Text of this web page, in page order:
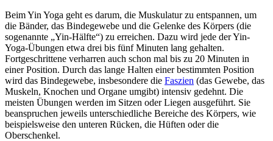
Beim Yin Yoga geht es darum, die Muskulatur zu entspannen, um
die Bänder, das Bindegewebe und die Gelenke des Körpers (die
sogenannte „Yin-Hälfte“) zu erreichen. Dazu wird jede der Yin-
Yoga-Übungen etwa drei bis fünf Minuten lang gehalten.
Fortgeschrittene verharren auch schon mal bis zu 20 Minuten in
einer Position. Durch das lange Halten einer bestimmten Position
wird das Bindegewebe, insbesondere die Faszien (das Gewebe, das
Muskeln, Knochen und Organe umgibt) intensiv gedehnt. Die
meisten Übungen werden im Sitzen oder Liegen ausgeführt. Sie
beanspruchen jeweils unterschiedliche Bereiche des Körpers, wie
beispielsweise den unteren Rücken, die Hüften oder die
Oberschenkel.